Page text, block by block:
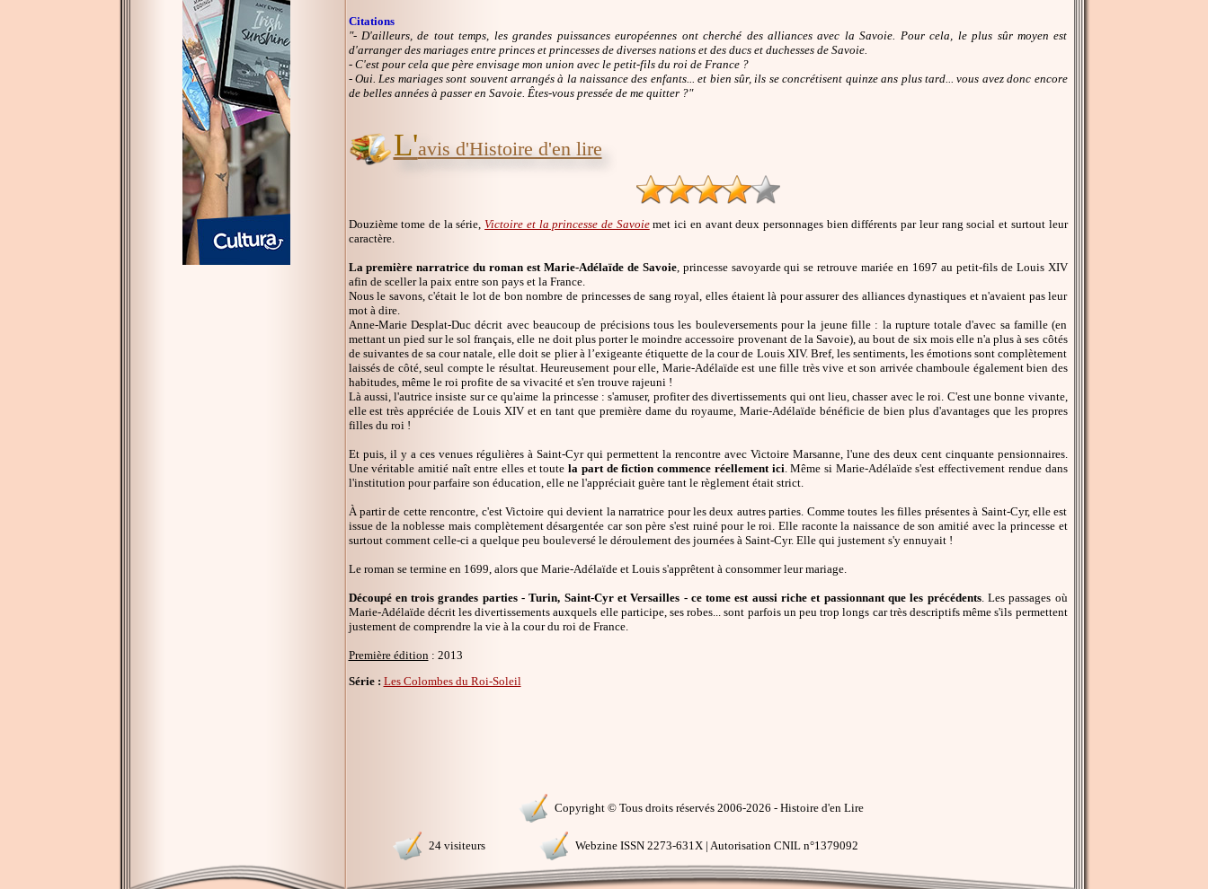
Citations
"- D'ailleurs, de tout temps, les grandes puissances européennes ont cherché des alliances avec la Savoie. Pour cela, le plus sûr moyen est
d'arranger des mariages entre princes et princesses de diverses nations et des ducs et duchesses de Savoie.
- C'est pour cela que père envisage mon union avec le petit-fils du roi de France ?
- Oui. Les mariages sont souvent arrangés à la naissance des enfants... et bien sûr, ils se concrétisent quinze ans plus tard... vous avez donc encore
de belles années à passer en Savoie. Êtes-vous pressée de me quitter ?"
L'avis d'Histoire d'en lire
Douzième tome de la série,Victoire et la princesse de Savoiemet ici en avant deux personnages bien différents par leur rang social et surtout leur
caractère.
La première narratrice du roman est Marie-Adélaïde de Savoie, princesse savoyarde qui se retrouve mariée en 1697 au petit-fils de Louis XIV
afin de sceller la paix entre son pays et la France.
Nous le savons, c'était le lot de bon nombre de princesses de sang royal, elles étaient là pour assurer des alliances dynastiques et n'avaient pas leur
mot à dire.
Anne-Marie Desplat-Duc décrit avec beaucoup de précisions tous les bouleversements pour la jeune fille : la rupture totale d'avec sa famille (en
mettant un pied sur le sol français, elle ne doit plus porter le moindre accessoire provenant de la Savoie), au bout de six mois elle n'a plus à ses côtés
de suivantes de sa cour natale, elle doit se plier à l’exigeante étiquette de la cour de Louis XIV. Bref, les sentiments, les émotions sont complètement
laissés de côté, seul compte le résultat. Heureusement pour elle, Marie-Adélaïde est une fille très vive et son arrivée chamboule également bien des
habitudes, même le roi profite de sa vivacité et s'en trouve rajeuni !
Là aussi, l'autrice insiste sur ce qu'aime la princesse : s'amuser, profiter des divertissements qui ont lieu, chasser avec le roi. C'est une bonne vivante,
elle est très appréciée de Louis XIV et en tant que première dame du royaume, Marie-Adélaïde bénéficie de bien plus d'avantages que les propres
filles du roi !
Et puis, il y a ces venues régulières à Saint-Cyr qui permettent la rencontre avec Victoire Marsanne, l'une des deux cent cinquante pensionnaires.
Une véritable amitié naît entre elles et toutela part de fiction commence réellement ici . Même si Marie-Adélaïde s'est effectivement rendue dans
l'institution pour parfaire son éducation, elle ne l'appréciait guère tant le règlement était strict.
À partir de cette rencontre, c'est Victoire qui devient la narratrice pour les deux autres parties. Comme toutes les filles présentes à Saint-Cyr, elle est
issue de la noblesse mais complètement désargentée car son père s'est ruiné pour le roi. Elle raconte la naissance de son amitié avec la princesse et
surtout comment celle-ci a quelque peu bouleversé le déroulement des journées à Saint-Cyr. Elle qui justement s'y ennuyait !
Le roman se termine en 1699, alors que Marie-Adélaïde et Louis s'apprêtent à consommer leur mariage.
Découpé en trois grandes parties - Turin, Saint-Cyr et Versailles - ce tome est aussi riche et passionnant que les précédents. Les passages où
Marie-Adélaïde décrit les divertissements auxquels elle participe, ses robes... sont parfois un peu trop longs car très descriptifs même s'ils permettent
justement de comprendre la vie à la cour du roi de France.
Première édition : 2013
Série : Les Colombes du Roi-Soleil
Copyright © Tous droits réservés 2006-2026 - Histoire d'en Lire
24 visiteurs Webzine ISSN 2273-631X | Autorisation CNIL n°1379092